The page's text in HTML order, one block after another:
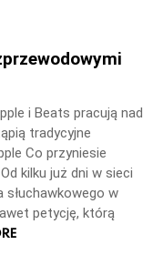
i Beats pracują nad
tradycyjne
Co przyniesie
kilku już dni w sieci
słuchawkowego w
petycję, którą